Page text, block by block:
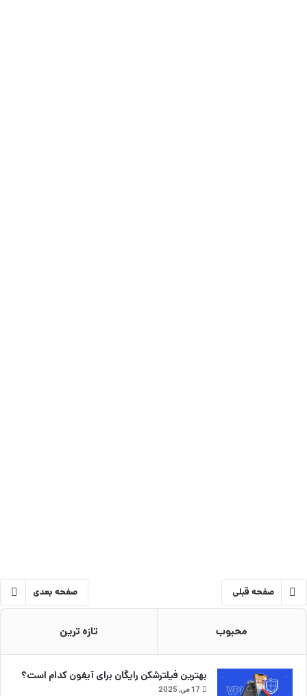
صفحه قبلی صفحه بعدی
محبوب تازه ترین
بهترین فیلترشکن رایگان برای آیفون کدام است؟
17 می, 2025